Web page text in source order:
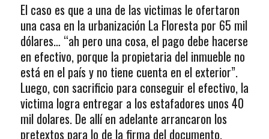
El caso es que a una de las victimas le ofertaron
una casa en la urbanización La Floresta por 65 mil
dólares… “ah pero una cosa, el pago debe hacerse
en efectivo, porque la propietaria del inmueble no
está en el país y no tiene cuenta en el exterior”.
Luego, con sacrificio para conseguir el efectivo, la
victima logra entregar a los estafadores unos 40
mil dolares. De allí en adelante arrancaron los
pretextos para lo de la firma del documento,